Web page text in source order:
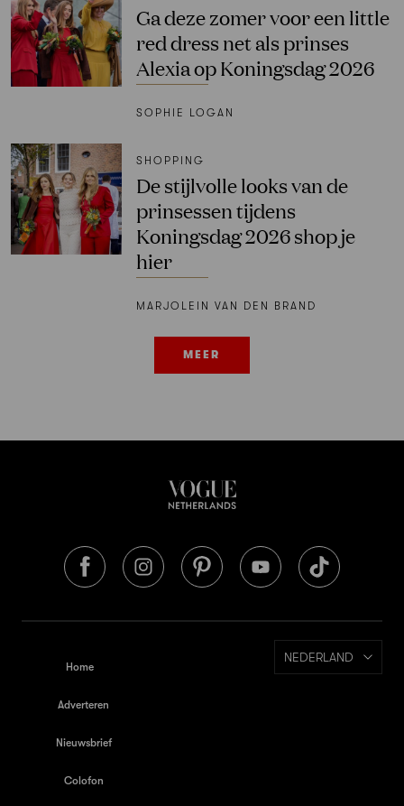
Ga deze zomer voor een little
red dress net als prinses
Alexia op Koningsdag 2026
SOPHIE LOGAN
SHOPPING
De stijlvolle looks van de
prinsessen tijdens
Koningsdag 2026 shop je
hier
MARJOLEIN VAN DEN BRAND
MEER
Home
Adverteren
Nieuwsbrief
Colofon
NEDERLAND